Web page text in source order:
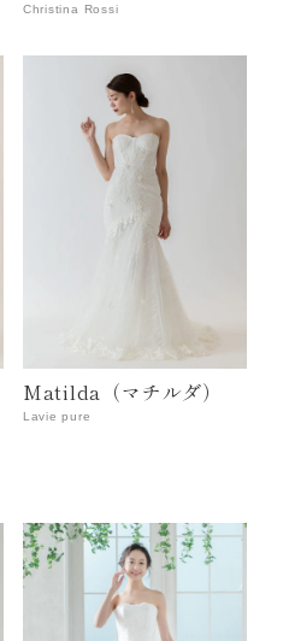
Christina Rossi
Matilda（マチルダ）
Lavie pure